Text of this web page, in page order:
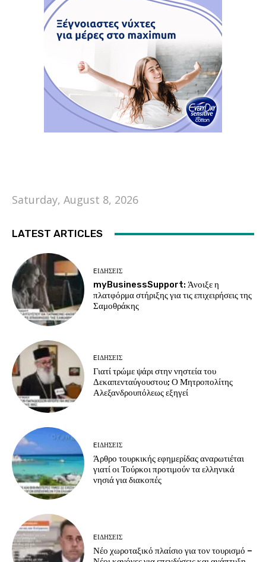
Saturday, August 8, 2026
LATEST ARTICLES
EΙΔΗΣΕΙΣ
myBusinessSupport: Άνοιξε η
πλατφόρμα στήριξης για τις επιχειρήσεις της
Σαμοθράκης
EΙΔΗΣΕΙΣ
Γιατί τρώμε ψάρι στην νηστεία του
Δεκαπενταύγουστου; Ο Μητροπολίτης
Αλεξανδρουπόλεως εξηγεί
EΙΔΗΣΕΙΣ
Άρθρο τουρκικής εφημερίδας αναρωτιέται
γιατί οι Τούρκοι προτιμούν τα ελληνικά
νησιά για διακοπές
EΙΔΗΣΕΙΣ
Νέο χωροταξικό πλαίσιο για τον τουρισμό –